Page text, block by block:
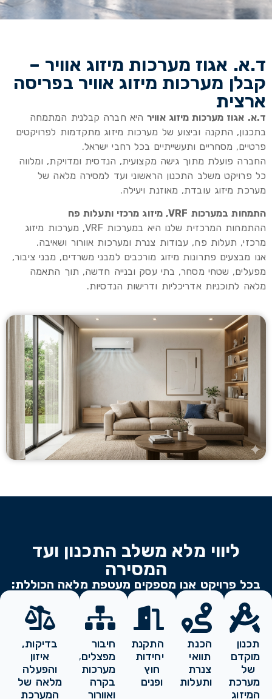
ד.א. אגוז מערכות מיזוג אוויר –
קבלן מערכות מיזוג אוויר בפריסה
ארצית
ד.א. אגוז מערכות מיזוג אווירהיא חברה קבלנית המתמחה
בתכנון, התקנה וביצוע של מערכות מיזוג מתקדמות לפרויקטים
פרטיים, מסחריים ותעשייתיים בכל רחבי ישראל.
החברה פועלת מתוך גישה מקצועית, הנדסית ומדויקת, ומלווה
כל פרויקט משלב התכנון הראשוני ועד למסירה מלאה של
מערכת מיזוג עובדת, מאוזנת ויעילה.
התמחות במערכות VRF, מיזוג מרכזי ותעלות פח
ההתמחות המרכזית שלנו היא במערכות VRF, מערכות מיזוג
מרכזי, תעלות פח, עבודות צנרת ומערכות אוורור ושאיבה.
אנו מבצעים פתרונות מיזוג מורכבים למבני משרדים, מבני ציבור,
מפעלים, שטחי מסחר, בתי עסק ובנייה חדשה, תוך התאמה
מלאה לתוכניות אדריכליות ודרישות הנדסיות.
ליווי מלא משלב התכנון ועד
המסירה
בכל פרויקט אנו מספקים מעטפת מלאה הכוללת:
תכנון
מוקדם
של
מערכת
המיזוג
הכנת
תוואי
צנרת
ותעלות
התקנת
יחידות
חוץ
ופנים
חיבור
מפצלים,
מערכות
בקרה
ואוורור
בדיקות,
איזון
והפעלה
מלאה של
המערכת